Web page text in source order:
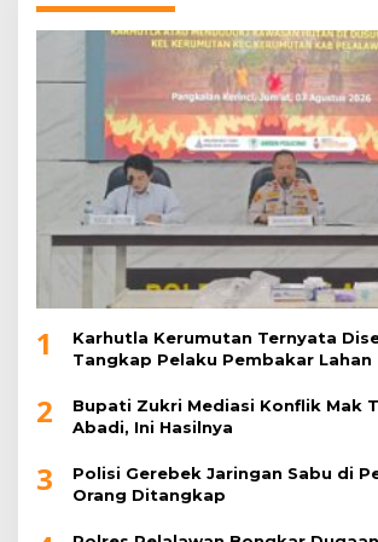
1
Karhutla Kerumutan Ternyata
Tangkap Pelaku Pembakar Lahan
2
Bupati Zukri Mediasi Konflik Mak
Abadi, Ini Hasilnya
3
Polisi Gerebek Jaringan Sabu di
Orang Ditangkap